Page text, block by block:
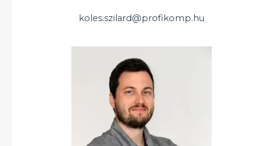
koles.szilard@profikomp.hu